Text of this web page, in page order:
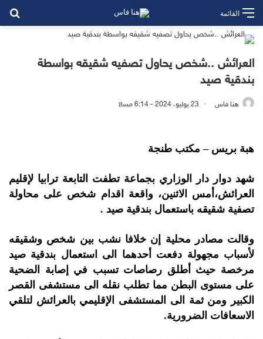
القائمة
العرائش ..شخص يحاول تصفيه شقيقه بواسطة
بندقية صيد
هنا فاس 23 يوليو، 2024 - 6:14 مساءً
هبة بريس – مكتب طنجة
شهد دوار دار الوزاري بجماعة تطفت التابعة ترابيا لإقليم
العرائش،أمس الاثنين، واقعة اقدام شخص على محاولة
تصفية شقيقه باستعمال بندقية صيد .
وقالت مصادر محلية إن خلافا نشب بين شخص وشقيقه
لأسباب مجهولة دفعت أحدهما الى استعمال بندقية صيد
مرخصة حيث أطلق رصاصات تسبب في إصابة الضحية
على مستوى البطن مما تطلب نقله الى مستشفى القصر
الكبير ومن ثمة الى المستشفى الإقليمي بالعرائش لتلقي
الاسعافات الضرورية.